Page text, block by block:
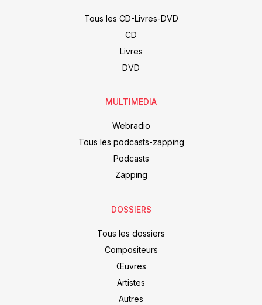
Tous les CD-Livres-DVD
CD
Livres
DVD
MULTIMEDIA
Webradio
Tous les podcasts-zapping
Podcasts
Zapping
DOSSIERS
Tous les dossiers
Compositeurs
Œuvres
Artistes
Autres